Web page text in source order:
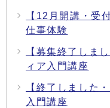
【12月開講・受
仕事体験
【募集終了しま
ィア入門講座
【終了しました
入門講座